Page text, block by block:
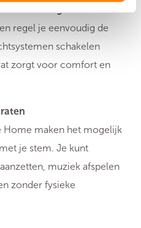
verlichting
regel je eenvoudig de
schakelen
zorgt voor comfort en
Home maken het mogelijk
je stem. Je kunt
muziek afspelen
zonder fysieke